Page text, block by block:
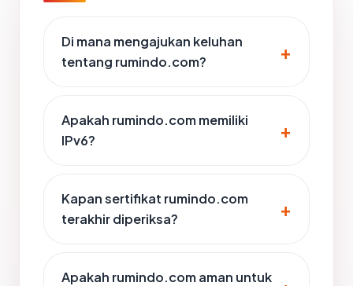
Di mana mengajukan keluhan
tentang rumindo.com?
Apakah rumindo.com memiliki
IPv6?
Kapan sertifikat rumindo.com
terakhir diperiksa?
Apakah rumindo.com aman untuk